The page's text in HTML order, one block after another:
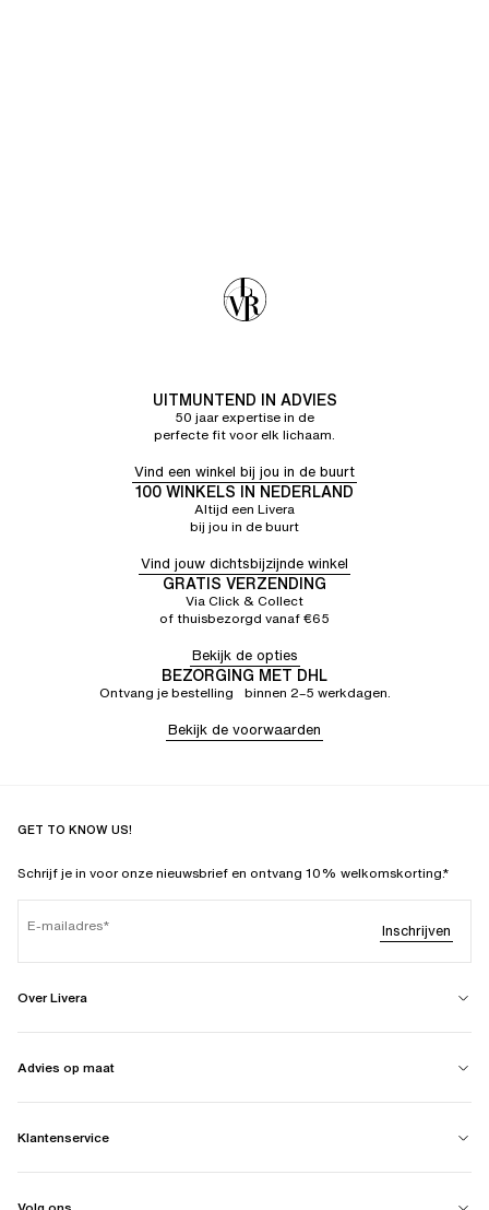
UITMUNTEND IN ADVIES
50 jaar expertise in de
perfecte fit voor elk lichaam.
Vind een winkel bij jou in de buurt
100 WINKELS IN NEDERLAND
Altijd een Livera
bij jou in de buurt
Vind jouw dichtsbijzijnde winkel
GRATIS VERZENDING
Via Click & Collect
of thuisbezorgd vanaf €65
Bekijk de opties
BEZORGING MET DHL
Ontvang je bestelling binnen 2–5 werkdagen.
Bekijk de voorwaarden
GET TO KNOW US!
Schrijf je in voor onze nieuwsbrief en ontvang 10% welkomskorting.*
E-mailadres Inschrijven
Over Livera
Advies op maat
Klantenservice